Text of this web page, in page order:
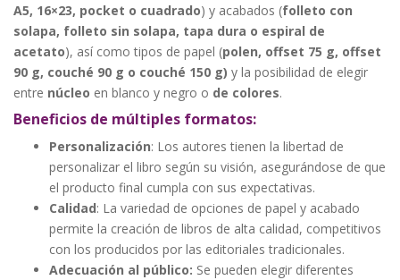
A5, 16×23, pocket o cuadrado) y acabados (folleto con
solapa, folleto sin solapa, tapa dura o espiral de
acetato), así como tipos de papel (polen, offset 75 g, offset
90 g, couché 90 g o couché 150 g) y la posibilidad de elegir
entre núcleo en blanco y negro o de colores.
Beneficios de múltiples formatos:
Personalización: Los autores tienen la libertad de
personalizar el libro según su visión, asegurándose de que
el producto final cumpla con sus expectativas.
Calidad: La variedad de opciones de papel y acabado
permite la creación de libros de alta calidad, competitivos
con los producidos por las editoriales tradicionales.
Adecuación al público: Se pueden elegir diferentes